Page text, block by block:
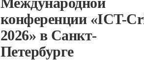
конференции «ICT-
2026» в Санкт-
Петербурге